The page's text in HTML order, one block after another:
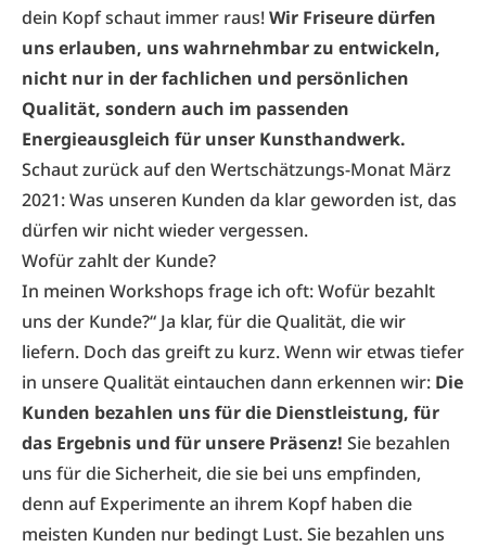
dein Kopf schaut immer raus!Wir Friseure dürfen
uns erlauben, uns wahrnehmbar zu entwickeln,
nicht nur in der fachlichen und persönlichen
Qualität, sondern auch im passenden
Energieausgleich für unser Kunsthandwerk.
Schaut zurück auf den Wertschätzungs-Monat März
2021: Was unseren Kunden da klar geworden ist, das
dürfen wir nicht wieder vergessen.
Wofür zahlt der Kunde?
In meinen Workshops frage ich oft: Wofür bezahlt
uns der Kunde?“ Ja klar, für die Qualität, die wir
liefern. Doch das greift zu kurz. Wenn wir etwas tiefer
in unsere Qualität eintauchen dann erkennen wir: Die
Kunden bezahlen uns für die Dienstleistung, für
das Ergebnis und für unsere Präsenz! Sie bezahlen
uns für die Sicherheit, die sie bei uns empfinden,
denn auf Experimente an ihrem Kopf haben die
meisten Kunden nur bedingt Lust. Sie bezahlen uns